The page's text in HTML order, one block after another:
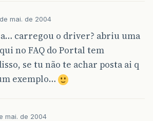
mai. de 2004
carregou o driver? abriu uma
no FAQ do Portal tem
se tu não te achar posta ai q
exemplo…
mai. de 2004